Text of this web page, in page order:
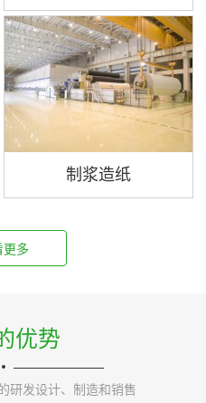
制浆造纸
更多
优势
研发设计、制造和销售